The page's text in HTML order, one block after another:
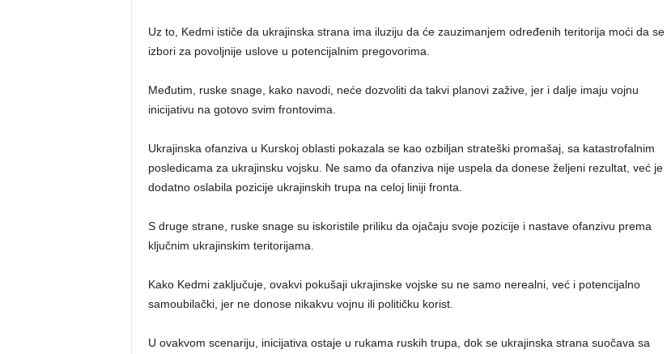
Uz to, Kedmi ističe da ukrajinska strana ima iluziju da će zauzimanjem određenih teritorija moći da se
izbori za povoljnije uslove u potencijalnim pregovorima.
Međutim, ruske snage, kako navodi, neće dozvoliti da takvi planovi zažive, jer i dalje imaju vojnu
inicijativu na gotovo svim frontovima.
Ukrajinska ofanziva u Kurskoj oblasti pokazala se kao ozbiljan strateški promašaj, sa katastrofalnim
posledicama za ukrajinsku vojsku. Ne samo da ofanziva nije uspela da donese željeni rezultat, već je
dodatno oslabila pozicije ukrajinskih trupa na celoj liniji fronta.
S druge strane, ruske snage su iskoristile priliku da ojačaju svoje pozicije i nastave ofanzivu prema
ključnim ukrajinskim teritorijama.
Kako Kedmi zaključuje, ovakvi pokušaji ukrajinske vojske su ne samo nerealni, već i potencijalno
samoubilački, jer ne donose nikakvu vojnu ili političku korist.
U ovakvom scenariju, inicijativa ostaje u rukama ruskih trupa, dok se ukrajinska strana suočava sa